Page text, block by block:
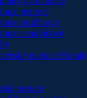
penové
pružinové
sendvičové
matrace Benab
postele